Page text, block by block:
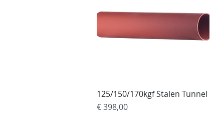
Snel overzicht
125/150/170kgf Stalen Tunnel
Prijs
€ 398,00